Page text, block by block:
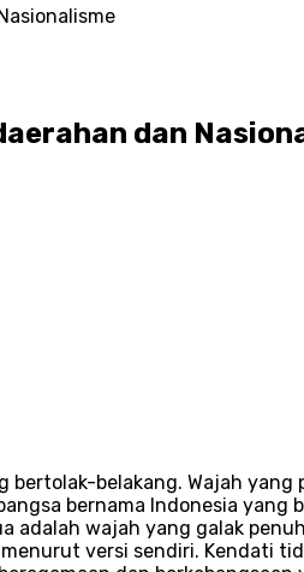
dan
belakang. Wajah yang
bernama Indonesia yang
adalah wajah yang galak
versi sendiri. Kendati